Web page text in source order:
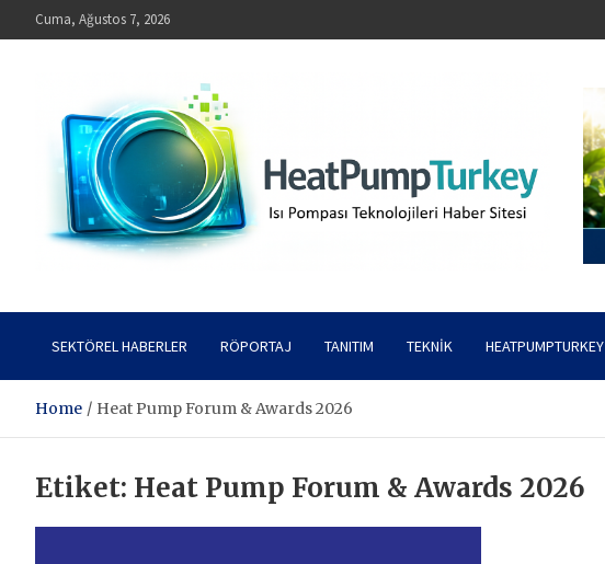
to
Cuma, Ağustos 7, 2026
SEKTÖREL HABERLER RÖPORTAJ TANITIM TEKNIK HEATPUMPTURKEY
Home Heat Pump Forum & Awards 2026
Etiket: Heat Pump Forum & Awards 2026